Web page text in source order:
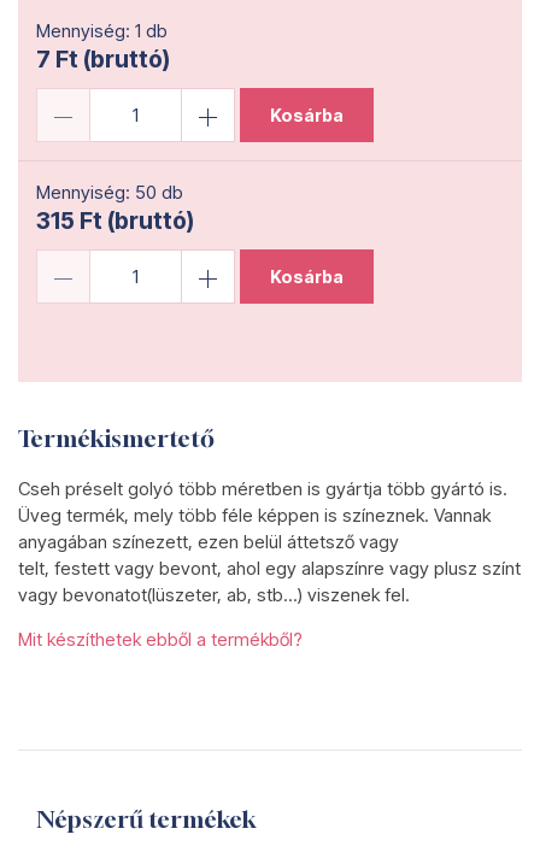
Mennyiség: 1 db
7 Ft (bruttó)
Kosárba
Mennyiség: 50 db
315 Ft (bruttó)
Kosárba
Termékismertető
Cseh préselt golyó több méretben is gyártja több gyártó is.
Üveg termék, mely több féle képpen is színeznek. Vannak
anyagában színezett, ezen belül áttetsző vagy
telt, festett vagy bevont, ahol egy alapszínre vagy plusz színt
vagy bevonatot(lüszeter, ab, stb...) viszenek fel.
Mit készíthetek ebből a termékből?
Népszerű termékek